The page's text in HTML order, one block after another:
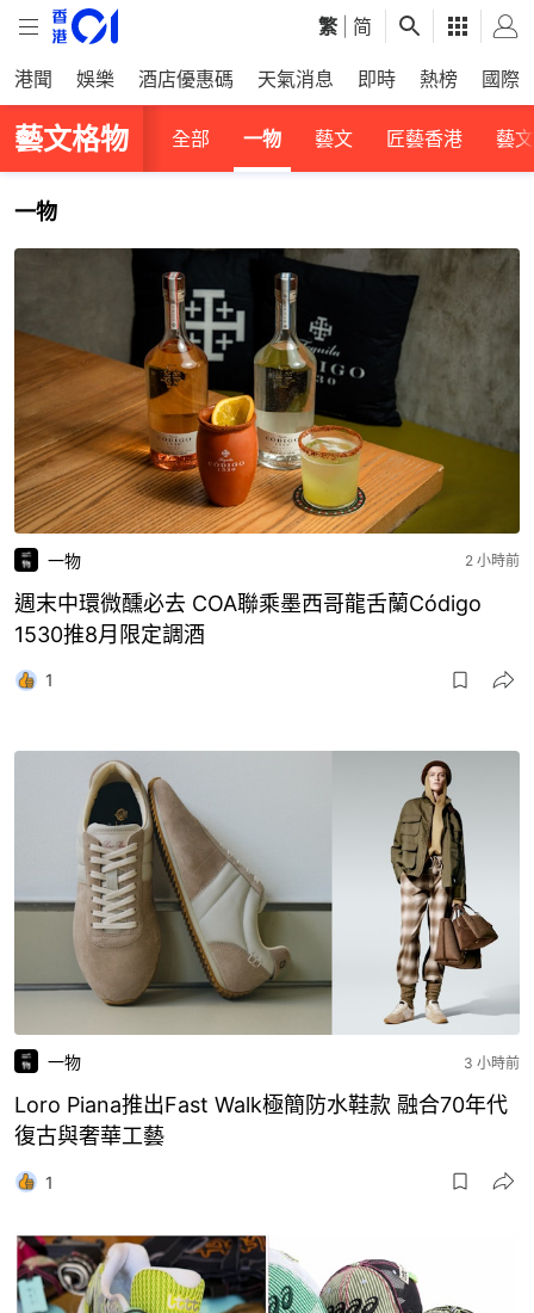
繁 简
港聞 娛樂 酒店優惠碼 天氣消息 即時 熱榜 國際
藝文格物 全部 一物 藝文 匠藝香港 藝
一物
一物 2 小時前
週末中環微醺必去 COA聯乘墨西哥龍舌蘭Código
1530推8月限定調酒
1
一物 3 小時前
Loro Piana推出Fast Walk極簡防水鞋款 融合70年代
復古與奢華工藝
1